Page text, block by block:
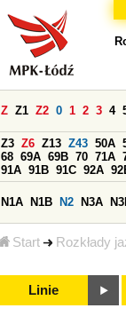
Start Rozkłady
Z Z1 Z2 0 1 2 3 4
Z3 Z6 Z13 Z43 50A
68 69A 69B 70 71A
91A 91B 91C 92A
N1A N1B N2 N3A
Linie